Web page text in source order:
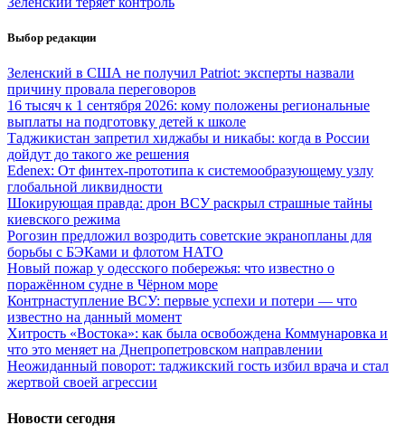
Выбор редакции
Зеленский в США не получил Patriot: эксперты назвали
причину провала переговоров
16 тысяч к 1 сентября 2026: кому положены региональные
выплаты на подготовку детей к школе
Таджикистан запретил хиджабы и никабы: когда в России
дойдут до такого же решения
Edenex: От финтех-прототипа к системообразующему узлу
глобальной ликвидности
Шокирующая правда: дрон ВСУ раскрыл страшные тайны
киевского режима
Рогозин предложил возродить советские экранопланы для
борьбы с БЭКами и флотом НАТО
Новый пожар у одесского побережья: что известно о
поражённом судне в Чёрном море
Контрнаступление ВСУ: первые успехи и потери — что
известно на данный момент
Хитрость «Востока»: как была освобождена Коммунаровка и
что это меняет на Днепропетровском направлении
Неожиданный поворот: таджикский гость избил врача и стал
жертвой своей агрессии
Новости сегодня